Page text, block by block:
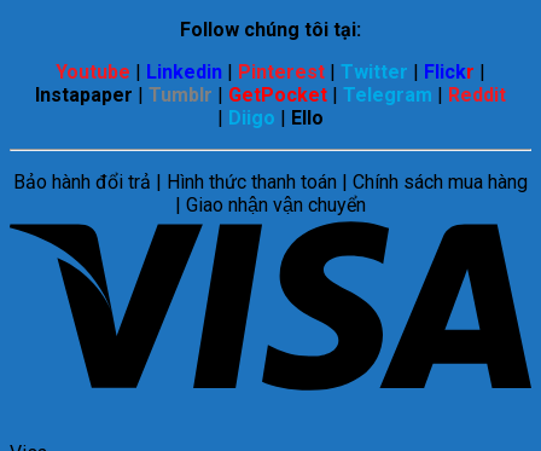
Follow chúng tôi tại:
Youtube | Linkedin | Pinterest | Twitter | Flickr |
Instapaper | Tumblr | GetPocket | Telegram | Reddit
| Diigo | Ello
Bảo hành đổi trả | Hình thức thanh toán | Chính sách mua hàng
| Giao nhận vận chuyển